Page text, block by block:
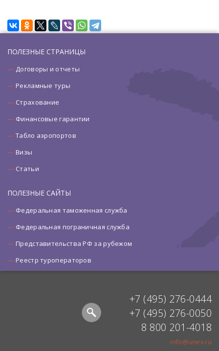
ПОЛЕЗНЫЕ СТРАНИЦЫ
Договоры и отчеты
Рекламные туры
Страхование
Финансовые гарантии
Табло аэропортов
Визы
Статьи
ПОЛЕЗНЫЕ САЙТЫ
Федеральная таможенная служба
Федеральная пограничная служба
Представительства РФ за рубежом
Реестр туроператоров
+7 (495) 276-0444
+7 (495) 276-0050
8 800 201-4018
info@unex.ru